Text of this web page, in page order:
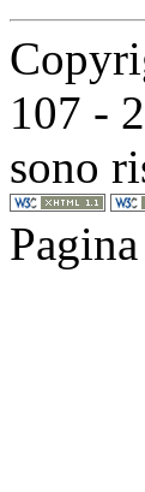
107 -
sono